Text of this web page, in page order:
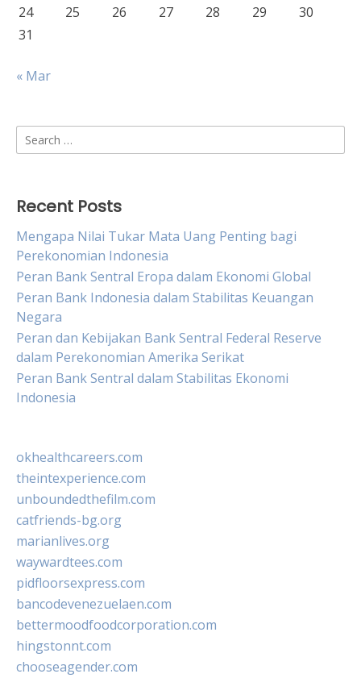
24 25 26 27 28 29
30
31
« Mar
Search
for:
Recent Posts
Mengapa Nilai Tukar Mata Uang Penting bagi
Perekonomian Indonesia
Peran Bank Sentral Eropa dalam Ekonomi Global
Peran Bank Indonesia dalam Stabilitas Keuangan
Negara
Peran dan Kebijakan Bank Sentral Federal Reserve
dalam Perekonomian Amerika Serikat
Peran Bank Sentral dalam Stabilitas Ekonomi
Indonesia
okhealthcareers.com
theintexperience.com
unboundedthefilm.com
catfriends-bg.org
marianlives.org
waywardtees.com
pidfloorsexpress.com
bancodevenezuelaen.com
bettermoodfoodcorporation.com
hingstonnt.com
chooseagender.com